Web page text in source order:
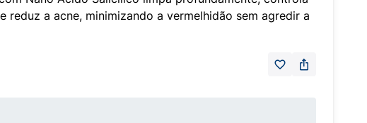
reduz a acne, minimizando a vermelhidão sem agredir a